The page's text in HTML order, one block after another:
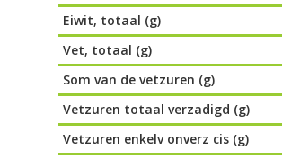
Eiwit, totaal (g)
Vet, totaal (g)
Som van de vetzuren (g)
Vetzuren totaal verzadigd (g)
Vetzuren enkelv onverz cis (g)